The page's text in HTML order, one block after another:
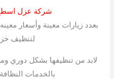
شركة عزل
بعدد زيارات معينة وأسعار
لتنظيف
لابد من تنظيفها بشكل دوري
بالخدمات